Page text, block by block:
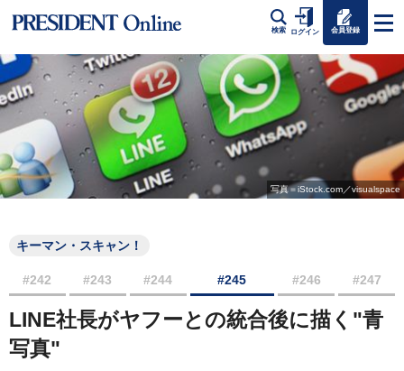
検索 ログイン 会員登録
写真＝iStock.com／visualspace
キーマン・スキャン！
#242 #243 #244 #245 #246 #247
LINE社長がヤフーとの統合後に描く"青
写真"